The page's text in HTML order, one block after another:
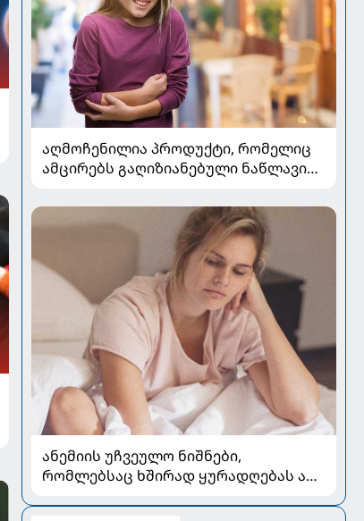
აღმოჩენილია პროდუქტი, რომელიც
ამცირებს გაღიზიანებული ნაწლავის
ანემიის უჩვეულო ნიშნები,
რომლებსაც ხშირად ყურადღებას არ